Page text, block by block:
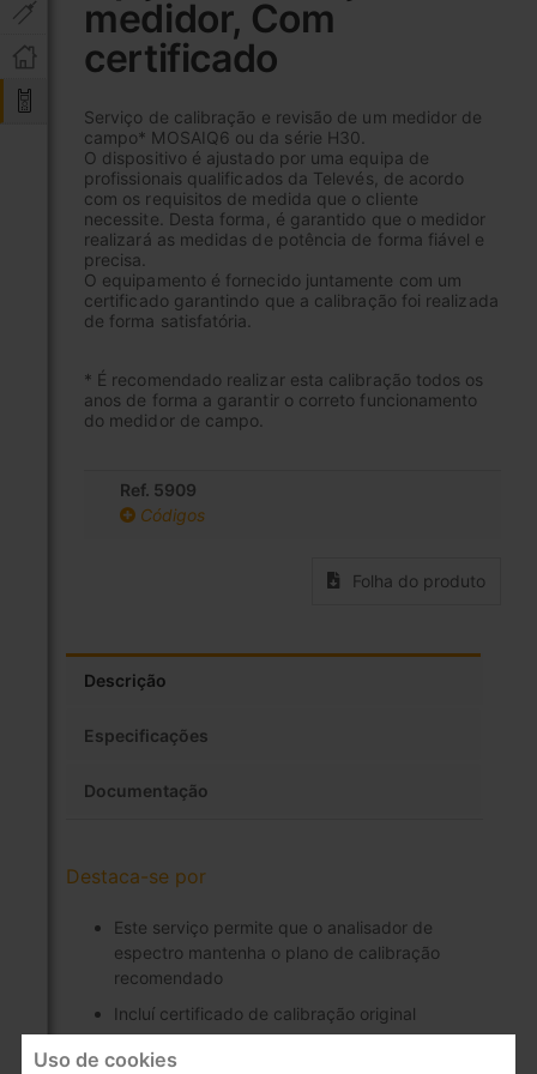
medidor, Com
certificado
Serviço de calibração e revisão de um medidor de
campo* MOSAIQ6 ou da série H30.
O dispositivo é ajustado por uma equipa de
profissionais qualificados da Televés, de acordo
com os requisitos de medida que o cliente
necessite. Desta forma, é garantido que o medidor
realizará as medidas de potência de forma fiável e
precisa.
O equipamento é fornecido juntamente com um
certificado garantindo que a calibração foi realizada
de forma satisfatória.
* É recomendado realizar esta calibração todos os
anos de forma a garantir o correto funcionamento
do medidor de campo.
Ref. 5909
Códigos
Folha do produto
início
da
Galeria
imagens
Descrição
Especificações
Documentação
Destaca-se por
Este serviço permite que o analisador de
espectro mantenha o plano de calibração
recomendado
Incluí certificado de calibração original
Certificação garantida por 1 ano
Uso de cookies